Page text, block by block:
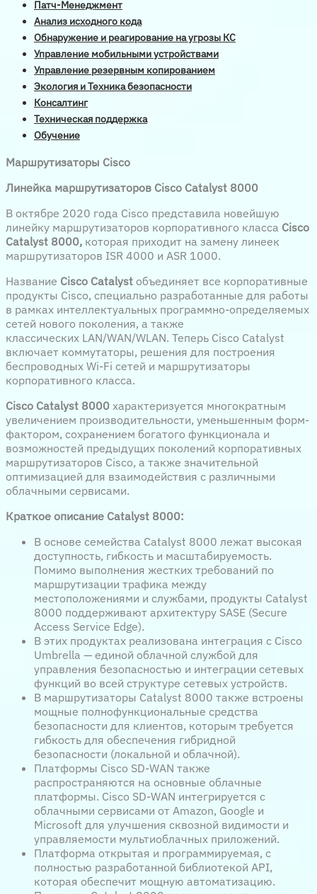
Патч-Менеджмент
Анализ исходного кода
Обнаружение и реагирование на угрозы КС
Управление мобильными устройствами
Управление резервным копированием
Экология и Техника безопасности
Консалтинг
Техническая поддержка
Обучение
Маршрутизаторы Cisco
Линейка маршрутизаторов Cisco Catalyst 8000
В октябре 2020 года Cisco представила новейшую
линейку маршрутизаторов корпоративного класса Cisco
Catalyst 8000, которая приходит на замену линеек
маршрутизаторов ISR 4000 и ASR 1000.
Название Cisco Catalyst объединяет все корпоративные
продукты Cisco, специально разработанные для работы
в рамках интеллектуальных программно-определяемых
сетей нового поколения, а также
классических LAN/WAN/WLAN. Теперь Cisco Catalyst
включает коммутаторы, решения для построения
беспроводных Wi-Fi сетей и маршрутизаторы
корпоративного класса.
Cisco Catalyst 8000 характеризуется многократным
увеличением производительности, уменьшенным форм-
фактором, сохранением богатого функционала и
возможностей предыдущих поколений корпоративных
маршрутизаторов Cisco, а также значительной
оптимизацией для взаимодействия с различными
облачными сервисами.
Краткое описание Catalyst 8000:
В основе семейства Catalyst 8000 лежат высокая
доступность, гибкость и масштабируемость.
Помимо выполнения жестких требований по
маршрутизации трафика между
местоположениями и службами, продукты Catalyst
8000 поддерживают архитектуру SASE (Secure
Access Service Edge).
В этих продуктах реализована интеграция с Cisco
Umbrella — единой облачной службой для
управления безопасностью и интеграции сетевых
функций во всей структуре сетевых устройств.
В маршрутизаторы Catalyst 8000 также встроены
мощные полнофункциональные средства
безопасности для клиентов, которым требуется
гибкость для обеспечения гибридной
безопасности (локальной и облачной).
Платформы Cisco SD-WAN также
распространяются на основные облачные
платформы. Cisco SD-WAN интегрируется с
облачными сервисами от Amazon, Google и
Microsoft для улучшения сквозной видимости и
управляемости мультиоблачных приложений.
Платформа открытая и программируемая, с
полностью разработанной библиотекой API,
которая обеспечит мощную автоматизацию.